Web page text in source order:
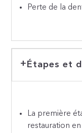
Perte de la
Étapes et
La première
restauration